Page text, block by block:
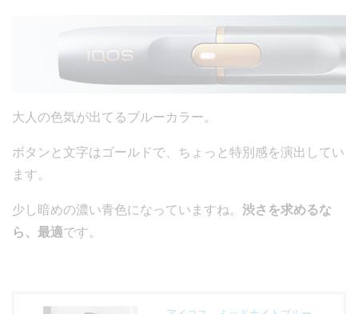
大人の色気が出てるブルーカラー。
ボタンと文字はゴールドで、ちょっと特別感を演出してい
ます。
少し暗めの濃い青色になっていますね。 渋さを求めるな
ら、最適です。